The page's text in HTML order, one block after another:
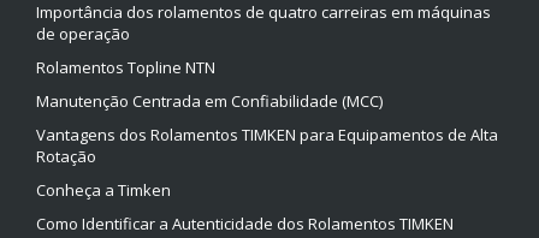
Importância dos rolamentos de quatro carreiras em máquinas
de operação
Rolamentos Topline NTN
Manutenção Centrada em Confiabilidade (MCC)
Vantagens dos Rolamentos TIMKEN para Equipamentos de Alta
Rotação
Conheça a Timken
Como Identificar a Autenticidade dos Rolamentos TIMKEN